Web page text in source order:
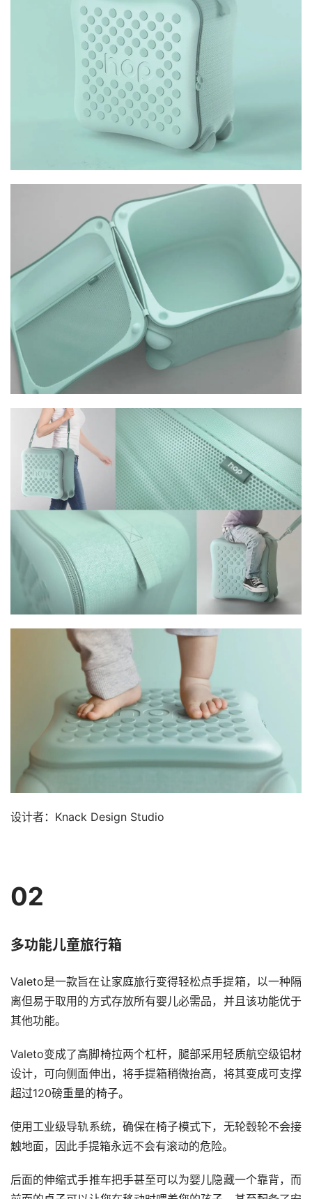
设计者：Knack Design Studio
02
多功能儿童旅行箱
Valeto是一款旨在让家庭旅行变得轻松点手提箱，以一种隔
离但易于取用的方式存放所有婴儿必需品，并且该功能优于
其他功能。
Valeto变成了高脚椅拉两个杠杆，腿部采用轻质航空级铝材
设计，可向侧面伸出，将手提箱稍微抬高，将其变成可支撑
超过120磅重量的椅子。
使用工业级导轨系统，确保在椅子模式下，无轮毂轮不会接
触地面，因此手提箱永远不会有滚动的危险。
后面的伸缩式手推车把手甚至可以为婴儿隐藏一个靠背，而